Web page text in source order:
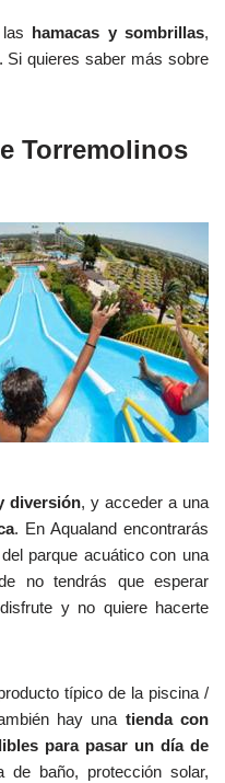
hamacas y sombrillas,
Si quieres saber más sobre
Torremolinos
diversión, y acceder a una
. En Aqualand encontrarás
parque acuático con una
no tendrás que esperar
y no quiere hacerte
típico de la piscina /
hay una tienda con
para pasar un día de
baño, protección solar,